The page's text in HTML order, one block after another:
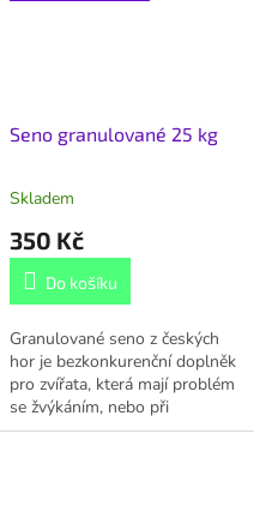
Seno granulované 25 kg
Skladem
350 Kč
Do košíku
Granulované seno z českých
hor je bezkonkurenční doplněk
pro zvířata, která mají problém
se žvýkáním, nebo při
krátkodobých výpadcích